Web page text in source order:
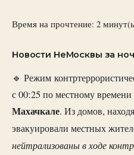
Время на прочтение: 2
Новости НеМосквы за
🔹 Режим
с 00:25 по местному времени
Махачкале. Из домов,
эвакуировали местных
нейтрализованы в ходе